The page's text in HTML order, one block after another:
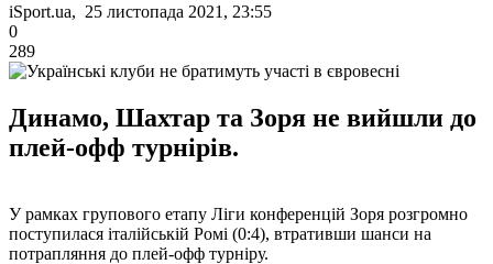
iSport.ua, 25 листопада 2021, 23:55
0
289
Динамо, Шахтар та Зоря не вийшли до
плей-офф турнірів.
У рамках групового етапу Ліги конференцій Зоря розгромно
поступилася італійській Ромі (0:4), втративши шанси на
потрапляння до плей-офф турніру.